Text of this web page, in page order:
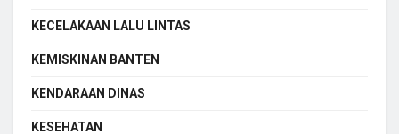
KECELAKAAN LALU LINTAS
KEMISKINAN BANTEN
KENDARAAN DINAS
KESEHATAN